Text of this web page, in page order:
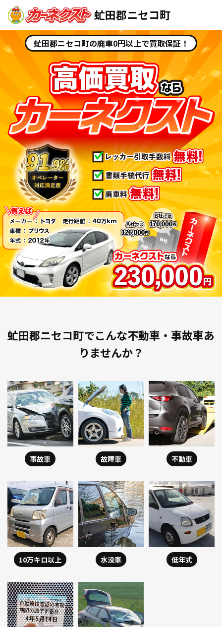
虻田郡ニセコ町
虻田郡ニセコ町の廃車0円以上で買取保証！
虻田郡ニセコ町でこんな不動車・事故車あ
りませんか？
事故車 故障車 不動車
10万キロ以上 水没車 低年式